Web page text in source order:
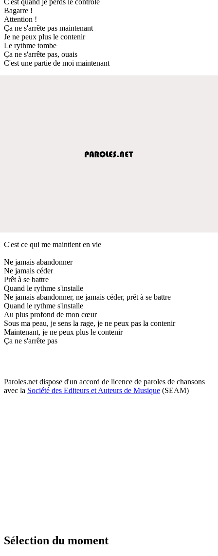
Bagarre !
Attention !
Ça ne s'arrête pas maintenant
Je ne peux plus le contenir
Le rythme tombe
Ça ne s'arrête pas, ouais
C'est une partie de moi maintenant
C'est ce qui me maintient en vie
Ne jamais abandonner
Ne jamais céder
Prêt à se battre
Quand le rythme s'installe
Ne jamais abandonner, ne jamais céder, prêt à se battre
Quand le rythme s'installe
Au plus profond de mon cœur
Sous ma peau, je sens la rage, je ne peux pas la contenir
Maintenant, je ne peux plus le contenir
Ça ne s'arrête pas
Paroles.net dispose d'un accord de licence de paroles de chansons
avec la Société des Editeurs et Auteurs de Musique (SEAM)
Sélection du moment